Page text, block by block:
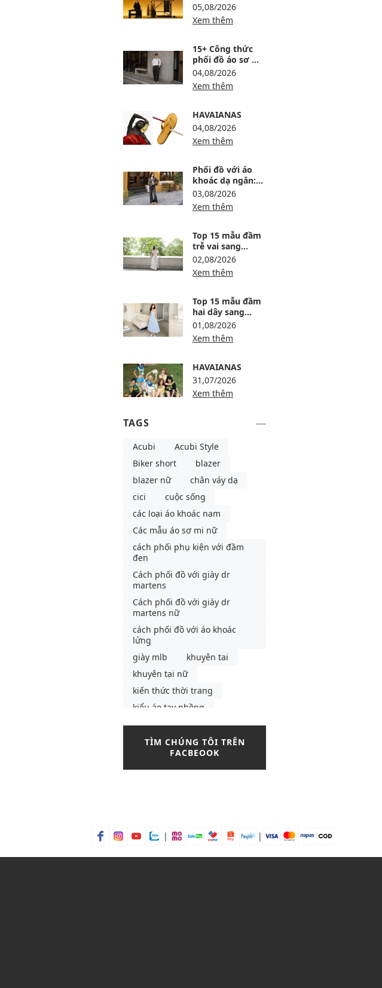
05,08/2026
Xem thêm
15+ Công thức
phối đồ áo sơ mi
trắng nam lịch
lãm, trẻ và dễ
mặc
04,08/2026
Xem thêm
HAVAIANAS
04,08/2026
Xem thêm
Phối đồ với áo
khoác dạ ngắn:
12 công thức ấm,
gọn và sang
03,08/2026
Xem thêm
Top 15 mẫu đầm
trễ vai sang
trọng, dự tiệc
thanh lịch
02,08/2026
Xem thêm
Top 15 mẫu đầm
hai dây sang
trọng, thanh lịch
01,08/2026
Xem thêm
HAVAIANAS
31,07/2026
Xem thêm
TAGS
Acubi
Acubi Style
Biker short
blazer
blazer nữ
chân váy dạ
cici
cuộc sống
các loại áo khoác nam
Các mẫu áo sơ mi nữ
cách phối phụ kiện với đầm
đen
Cách phối đồ với giày dr
martens
Cách phối đồ với giày dr
martens nữ
cách phối đồ với áo khoác
lửng
giày mlb
khuyên tai
khuyên tai nữ
kiến thức thời trang
kiểu áo tay phồng
maisononline
mlb
mẫu áo khoác nam
mẫu áo thun phổ biến
phân biệt áo blazer và vest
phối màu trendy
TÌM CHÚNG TÔI TRÊN
FACBEOOK
| |